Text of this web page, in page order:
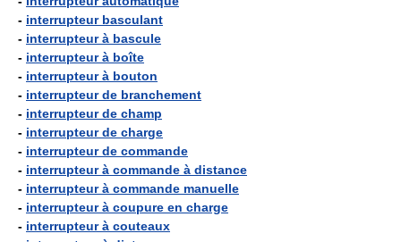
- interrupteur basculant
- interrupteur à bascule
- interrupteur à boîte
- interrupteur à bouton
- interrupteur de branchement
- interrupteur de champ
- interrupteur de charge
- interrupteur de commande
- interrupteur à commande à distance
- interrupteur à commande manuelle
- interrupteur à coupure en charge
- interrupteur à couteaux